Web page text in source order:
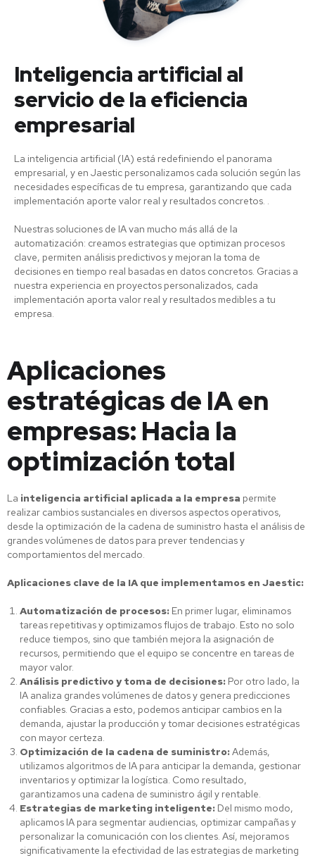
Inteligencia artificial al
servicio de la eficiencia
empresarial
La inteligencia artificial (IA) está redefiniendo el panorama
empresarial, y en Jaestic personalizamos cada solución según las
necesidades específicas de tu empresa, garantizando que cada
implementación aporte valor real y resultados concretos. .
Nuestras soluciones de IA van mucho más allá de la
automatización: creamos estrategias que optimizan procesos
clave, permiten análisis predictivos y mejoran la toma de
decisiones en tiempo real basadas en datos concretos. Gracias a
nuestra experiencia en proyectos personalizados, cada
implementación aporta valor real y resultados medibles a tu
empresa.
Aplicaciones
estratégicas de IA en
empresas: Hacia la
optimización total
La inteligencia artificial aplicada a la empresa permite
realizar cambios sustanciales en diversos aspectos operativos,
desde la optimización de la cadena de suministro hasta el análisis de
grandes volúmenes de datos para prever tendencias y
comportamientos del mercado.
Aplicaciones clave de la IA que implementamos en Jaestic:
Automatización de procesos: En primer lugar, eliminamos
tareas repetitivas y optimizamos flujos de trabajo. Esto no solo
reduce tiempos, sino que también mejora la asignación de
recursos, permitiendo que el equipo se concentre en tareas de
mayor valor.
Análisis predictivo y toma de decisiones: Por otro lado, la
IA analiza grandes volúmenes de datos y genera predicciones
confiables. Gracias a esto, podemos anticipar cambios en la
demanda, ajustar la producción y tomar decisiones estratégicas
con mayor certeza.
Optimización de la cadena de suministro:Además,
utilizamos algoritmos de IA para anticipar la demanda, gestionar
inventarios y optimizar la logística. Como resultado,
garantizamos una cadena de suministro ágil y rentable.
Estrategias de marketing inteligente: Del mismo modo,
aplicamos IA para segmentar audiencias, optimizar campañas y
personalizar la comunicación con los clientes. Así, mejoramos
significativamente la efectividad de las estrategias de marketing